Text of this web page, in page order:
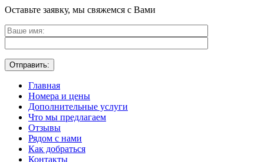
Оставьте заявку, мы свяжемся с Вами
Главная
Номера и цены
Дополнительные услуги
Что мы предлагаем
Отзывы
Рядом с нами
Как добраться
Контакты